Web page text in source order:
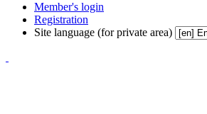
Member's login
Registration
Site language (for private area)